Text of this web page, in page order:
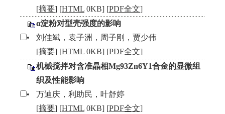
[摘要] [HTML 0KB] [PDF全文]
α淀粉对型壳强度的影响
•
刘佳斌，袁子洲，周子刚，贾少伟
[摘要] [HTML 0KB] [PDF全文]
机械搅拌对含准晶相Mg93Zn6Y1合金的显微组
织及性能影响
•
万迪庆，利助民，叶舒婷
[摘要] [HTML 0KB] [PDF全文]